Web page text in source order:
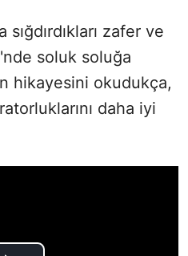
zafer ve
soluk soluğa
hikayesini okudukça,
daha iyi